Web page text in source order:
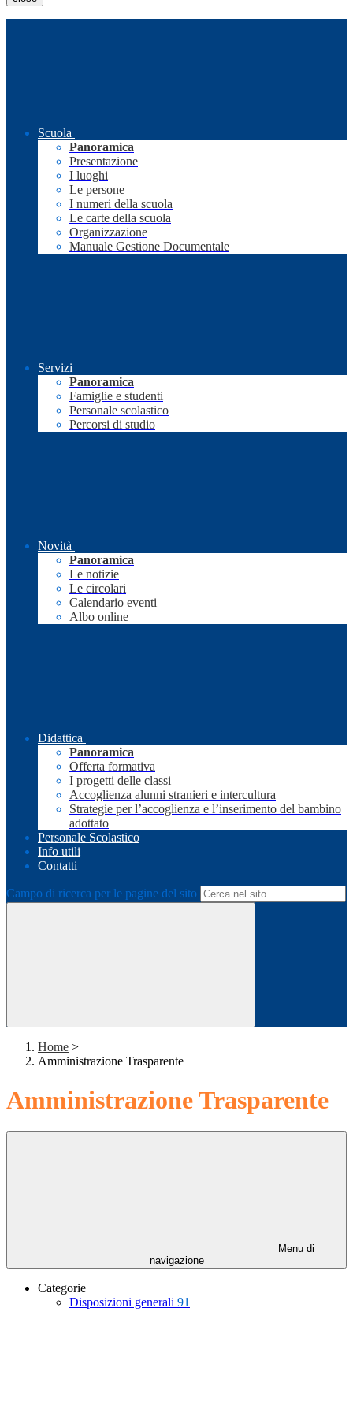
Scuola
Panoramica
Presentazione
I luoghi
Le persone
I numeri della scuola
Le carte della scuola
Organizzazione
Manuale Gestione Documentale
Servizi
Panoramica
Famiglie e studenti
Personale scolastico
Percorsi di studio
Novità
Panoramica
Le notizie
Le circolari
Calendario eventi
Albo online
Didattica
Panoramica
Offerta formativa
I progetti delle classi
Accoglienza alunni stranieri e intercultura
Strategie per l’accoglienza e l’inserimento del bambino
adottato
Personale Scolastico
Info utili
Contatti
Campo di ricerca per le pagine del sito
Home >
Amministrazione Trasparente
Amministrazione Trasparente
Menu di
navigazione
Categorie
Disposizioni generali 91